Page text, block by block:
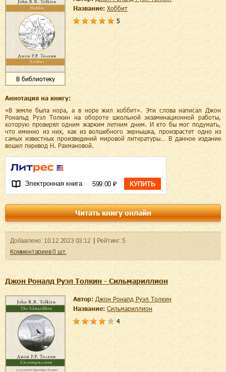
В библиотеку
Название:
Хоббит
5
Аннотация на книгу:
«В земле была нора, а в норе жил хоббит». Эти слова написал Джон
Рональд Руэл Толкин на обороте школьной экзаменационной работы,
которую проверял одним жарким летним днем. И кто бы мог подумать,
что именно из них, как из волшебного зернышка, произрастет одно из
самых известных произведений мировой литературы… В данное издание
вошел перевод Н. Рахмановой.
Электронная книга 599.00 ₽ КУПИТЬ
Читать книгу онлайн
Добавленo: 10.12.2023 03:12 Рейтинг: 5
Комментариев0 шт.
Джон Роналд Руэл Толкин - Сильмариллион
Автор:
Джон Роналд Руэл Толкин
Название:
Сильмариллион
4